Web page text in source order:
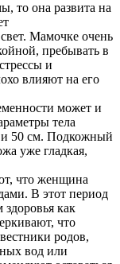
то она развита на
Мамочке очень
пребывать в
и
влияют на его
может и
тела
и 50 см. Подкожный
уже гладкая,
что женщина
В этот период
здоровья как
что
родов,
вод или